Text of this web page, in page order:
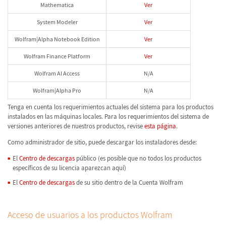
Mathematica Ver
System Modeler Ver
Wolfram|Alpha Notebook Edition Ver
Wolfram Finance Platform Ver
Wolfram AI Access N/A
Wolfram|Alpha Pro N/A
Tenga en cuenta los requerimientos actuales del sistema para los productos
instalados en las máquinas locales. Para los requerimientos del sistema de
versiones anteriores de nuestros productos, reviseesta página.
Como administrador de sitio, puede descargar los instaladores desde:
ElCentro de descargaspúblico (es posible que no todos los productos
específicos de su licencia aparezcan aquí)
ElCentro de descargasde su sitio dentro de la Cuenta Wolfram
Acceso de usuarios a los productos Wolfram